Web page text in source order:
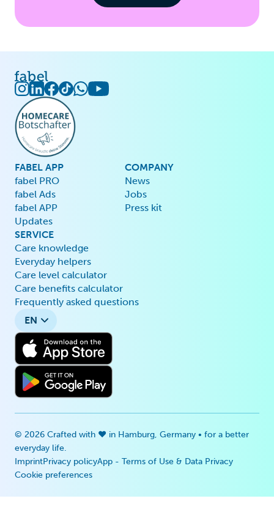
FABEL APP
fabel PRO
fabel Ads
fabel APP
Updates
COMPANY
News
Jobs
Press kit
SERVICE
Care knowledge
Everyday helpers
Care level calculator
Care benefits calculator
Frequently asked questions
© 2026 Crafted with ♥ in Hamburg, Germany • for a better
everyday life.
ImprintPrivacy policyApp - Terms of Use & Data Privacy
Cookie preferences